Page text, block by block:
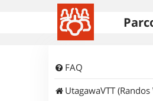
FAQ
UtagawaVTT (Randos